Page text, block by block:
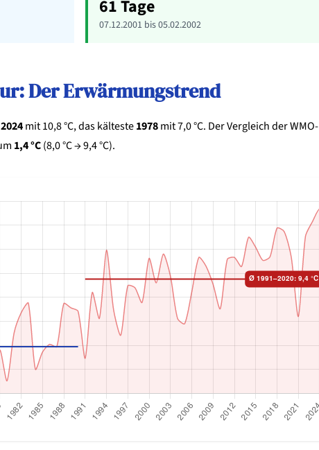
61 Tage
07.12.2001 bis 05.02.2002
Der Erwärmungstrend
2024mit 10,8 °C, das kälteste1978mit 7,0 °C. Der Vergleich der WMO-
1,4 °C(8,0 °C → 9,4 °C).